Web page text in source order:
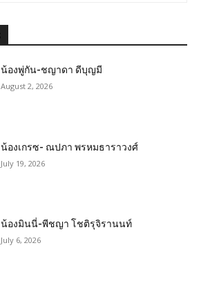
น้องพู่กัน-ชญาดา ดีบุญมี
August 2, 2026
น้องเกรซ- ณปภา พรหมธาราวงศ์
July 19, 2026
น้องมินนี่-พีชญา โชติรุจิรานนท์
July 6, 2026